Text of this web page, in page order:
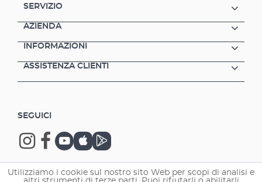
SERVIZIO
AZIENDA
INFORMAZIONI
ASSISTENZA CLIENTI
SEGUICI
Utilizziamo i cookie sul nostro sito Web per scopi di analisi e